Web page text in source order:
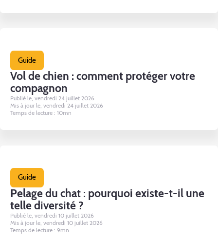
Guide
Vol de chien : comment protéger votre
compagnon
Publié le, vendredi 24 juillet 2026
Mis à jour le, vendredi 24 juillet 2026
Temps de lecture : 10mn
Guide
Pelage du chat : pourquoi existe-t-il une
telle diversité ?
Publié le, vendredi 10 juillet 2026
Mis à jour le, vendredi 10 juillet 2026
Temps de lecture : 9mn